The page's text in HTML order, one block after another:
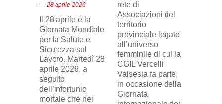
28 aprile 2026
Il 28 aprile è la
Giornata Mondiale
per la Salute e
Sicurezza sul
Lavoro. Martedì 28
aprile 2026, a
seguito
dell’infortunio
mortale che nei
rete di
Associazioni del
territorio
provinciale legate
all’universo
femminile di cui la
CGIL Vercelli
Valsesia fa parte,
in occasione della
Giornata